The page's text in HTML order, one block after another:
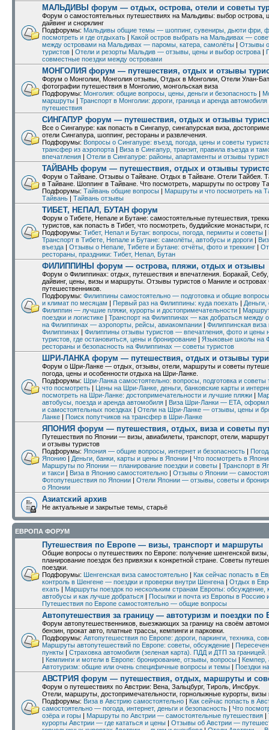
МАЛЬДИВЫ форум — отдых, острова, отели и советы
Форум о самостоятельных путешествиях на Мальдивы: выбор острова,
дайвинг и снорклинг
Подфорумы: Мальдивы общие темы — шоппинг, сувениры, дьюти фри,
посмотреть и где отдыхать | Какой остров выбрать на Мальдивах —
между островами на Мальдивах — паромы, катера, самолёты | Отзывы
туристов | Отели и резорты Мальдив — отзывы, цены и выбор острова |
совместные поездки между островами
МОНГОЛИЯ форум — путешествия, отдых и отзывы
Форум о Монголии, Монголия отзывы, Отдых в Монголии, Отели Улан-
фотографии путешествия в Монголию, монгольская виза
Подфорумы: Монголия: общие вопросы, цены, деньги и безопасность |
маршруты | Транспорт в Монголии: дороги, граница и аренда автомобиля
путешествия
СИНГАПУР форум — путешествия, отдых и отзывы
Все о Сингапуре: как попасть в Сингапур, сингапурская виза,
отели Сингапура, шоппинг, рестораны и развлечения.
Подфорумы: Вопросы о Сингапуре: въезд, погода, цены и советы
трансфер из аэропорта | Виза в Сингапур, транзит, правила въезда и
впечатления | Отели в Сингапуре: районы, апартаменты и отзывы
ТАЙВАНЬ форум — путешествия, отдых и отзывы
Форум о Тайване. Отзывы о Тайване. Отдых в Тайване. Отели Тайбея.
в Тайване. Шоппинг в Тайване. Что посмотреть, маршруты по острову
Подфорумы: Тайвань общие вопросы | Маршруты и что посмотреть на
Тайвань | Тайвань отзывы
ТИБЕТ, НЕПАЛ, БУТАН форум
Форум о Тибете, Непале и Бутане: самостоятельные путешествия,
туристов, как попасть в Тибет, что посмотреть, буддийские монастыри,
Подфорумы: Тибет, Непал и Бутан: вопросы, погода, пермиты и советы |
Транспорт в Тибете, Непале и Бутане: самолёты, автобусы и дороги |
въезда | Отзывы о Непале, Тибете и Бутане: отчёты, фото и треккинг |
рестораны, праздники: Тибет, Непал, Бутан
ФИЛИППИНЫ форум — острова, пляжи, отдых и отзывы
Форум о Филиппинах: отдых, путешествия и впечатления. Боракай,
дайвинг, цены, визы и маршруты. Отзывы туристов о Маниле и островах
путешественников.
Подфорумы: Филиппины самостоятельно — подготовка и общие вопросы
и климат по месяцам | Первый раз на Филиппины: куда поехать |
Филиппин — лучшие пляжи, курорты и достопримечательности |
поездки и логистике | Транспорт на Филиппинах — как добраться между
на Филиппинах — аэропорты, рейсы, авиакомпании | Филиппинская
Филиппинах | Филиппины отзывы туристов — впечатления, фото и цены
туристов, где остановиться, цены и бронирование | Языковые школы на
рестораны и безопасность на Филиппинах — советы туристов
ШРИ-ЛАНКА форум — путешествия, отдых и отзывы
Форум о Шри-Ланке — отдых, отзывы, отели, маршруты и советы
погода, цены и особенности отдыха на Шри-Ланке.
Подфорумы: Шри-Ланка самостоятельно: вопросы, подготовка и советы
что посмотреть | Цены на Шри-Ланке, деньги, банковские карты и
посмотреть на Шри-Ланке: достопримечательности и лучшие пляжи |
автобусы, поезда и аренда автомобиля | Виза Шри-Ланки — ETA,
и самостоятельных поездках | Отели на Шри-Ланке — отзывы, цены и
Ланке | Поиск попутчиков на трансфер в Шри-Ланке
ЯПОНИЯ форум — путешествия, отдых, виза и советы
Путешествия по Японии — визы, авиабилеты, транспорт, отели,
и отзывы туристов
Подфорумы: Япония — общие вопросы, интернет и безопасность |
Японию | Деньги, банки, карты и цены в Японии | Что посмотреть в
Маршруты по Японии — планирование поездки и советы | Транспорт в
и такси | Виза в Японию самостоятельно | Отзывы о Японии —
Фотопутешествия по Японии | Отели Японии — отзывы, советы и
о Японии
Азиатский архив
Не актуальные и закрытые темы, старьё
ЕВРОПА ФОРУМ
Путешествия по Европе — визы, транспорт и маршруты
Общие вопросы о путешествиях по Европе: получение шенгенской
планирование поездок без привязки к конкретной стране. Советы
поездки.
Подфорумы: Шенгенская виза самостоятельно | Как сейчас попасть в
контроль в Шенгене — поездки и проверки внутри Шенгена | Отдых в
ехать | Маршруты поездок по нескольким странам Европы: обсуждение,
автобусы и как лучше добраться | Посылки и почта из Европы в Россию
Путешествия по Европе самостоятельно — общие вопросы
Автопутешествия за границу — автотуризм и поездки по
Форум автопутешественников, выезжающих за границу на своём
бензин, прокат авто, платные трассы, кемпинги и парковки.
Подфорумы: Автопутешествия по Европе: дороги, паркинги, техника,
Маршруты автопутешествий по Европе: советы, обсуждение |
пункты | Страховка автомобиля (зеленая карта). ПДД и ДТП за границей.
| Кемпинги и мотели в Европе: бронирование, отзывы, вопросы | Кемпер,
Автотуризм: общие или очень специфичные вопросы и темы | Поездки
АВСТРИЯ форум — путешествия, отдых, маршруты и
Форум о путешествиях по Австрии: Вена, Зальцбург, Тироль, Инсбрук.
Отели, маршруты, достопримечательности, горнолыжные курорты, визы
Подфорумы: Виза в Австрию самостоятельно | Как сейчас попасть в
самостоятельно — погода, интернет, деньги и безопасность | Что
озёра и горы | Маршруты по Австрии — самостоятельные путешествия |
курорты Австрии — где кататься и цены | Отзывы об Австрии —